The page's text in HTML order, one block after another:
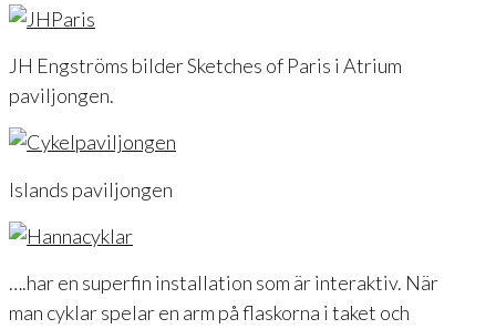
JH Engströms bilder Sketches of Paris i Atrium
paviljongen.
Islands paviljongen
….har en superfin installation som är interaktiv. När
man cyklar spelar en arm på flaskorna i taket och